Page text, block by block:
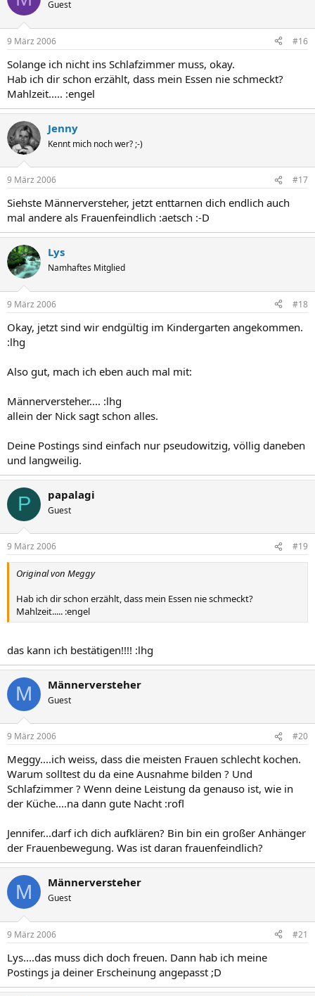
Guest
9 März 2006 #16
Solange ich nicht ins Schlafzimmer muss, okay.
Hab ich dir schon erzählt, dass mein Essen nie schmeckt?
Mahlzeit..... :engel
Jenny
Kennt mich noch wer? ;-)
9 März 2006 #17
Siehste Männerversteher, jetzt enttarnen dich endlich auch
mal andere als Frauenfeindlich :aetsch :-D
Lys
Namhaftes Mitglied
9 März 2006 #18
Okay, jetzt sind wir endgültig im Kindergarten angekommen.
:lhg
Also gut, mach ich eben auch mal mit:
Männerversteher.... :lhg
allein der Nick sagt schon alles.
Deine Postings sind einfach nur pseudowitzig, völlig daneben
und langweilig.
P papalagi
Guest
9 März 2006 #19
Original von Meggy
Hab ich dir schon erzählt, dass mein Essen nie schmeckt?
Mahlzeit..... :engel
das kann ich bestätigen!!!! :lhg
M Männerversteher
Guest
9 März 2006 #20
Meggy....ich weiss, dass die meisten Frauen schlecht kochen.
Warum solltest du da eine Ausnahme bilden ? Und
Schlafzimmer ? Wenn deine Leistung da genauso ist, wie in
der Küche....na dann gute Nacht :rofl
Jennifer...darf ich dich aufklären? Bin bin ein großer Anhänger
der Frauenbewegung. Was ist daran frauenfeindlich?
M Männerversteher
Guest
9 März 2006 #21
Lys....das muss dich doch freuen. Dann hab ich meine
Postings ja deiner Erscheinung angepasst ;D